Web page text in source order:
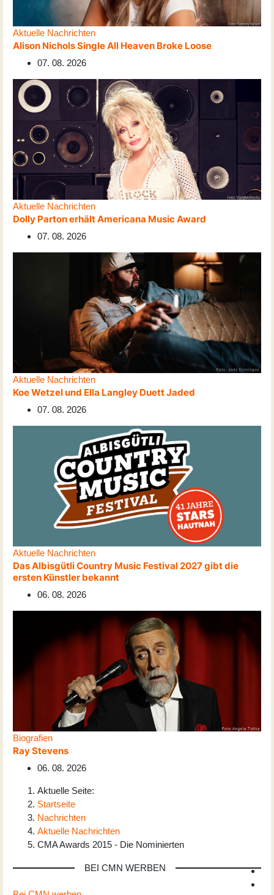
Aktuelle Nachrichten
Alison Nichols Single All Heaven Broke Loose
07. 08. 2026
Aktuelle Nachrichten
Dolly Parton erhält Americana Music Award
07. 08. 2026
Aktuelle Nachrichten
Koe Wetzel und Ella Langley Duett Jaded
07. 08. 2026
Aktuelle Nachrichten
Das Albisgütli Country Music Festival 2027 gibt die
ersten Künstler bekannt
06. 08. 2026
Biografien
Ray Stevens
06. 08. 2026
Aktuelle Seite:
Startseite
Nachrichten
Aktuelle Nachrichten
CMA Awards 2015 - Die Nominierten
BEI CMN WERBEN